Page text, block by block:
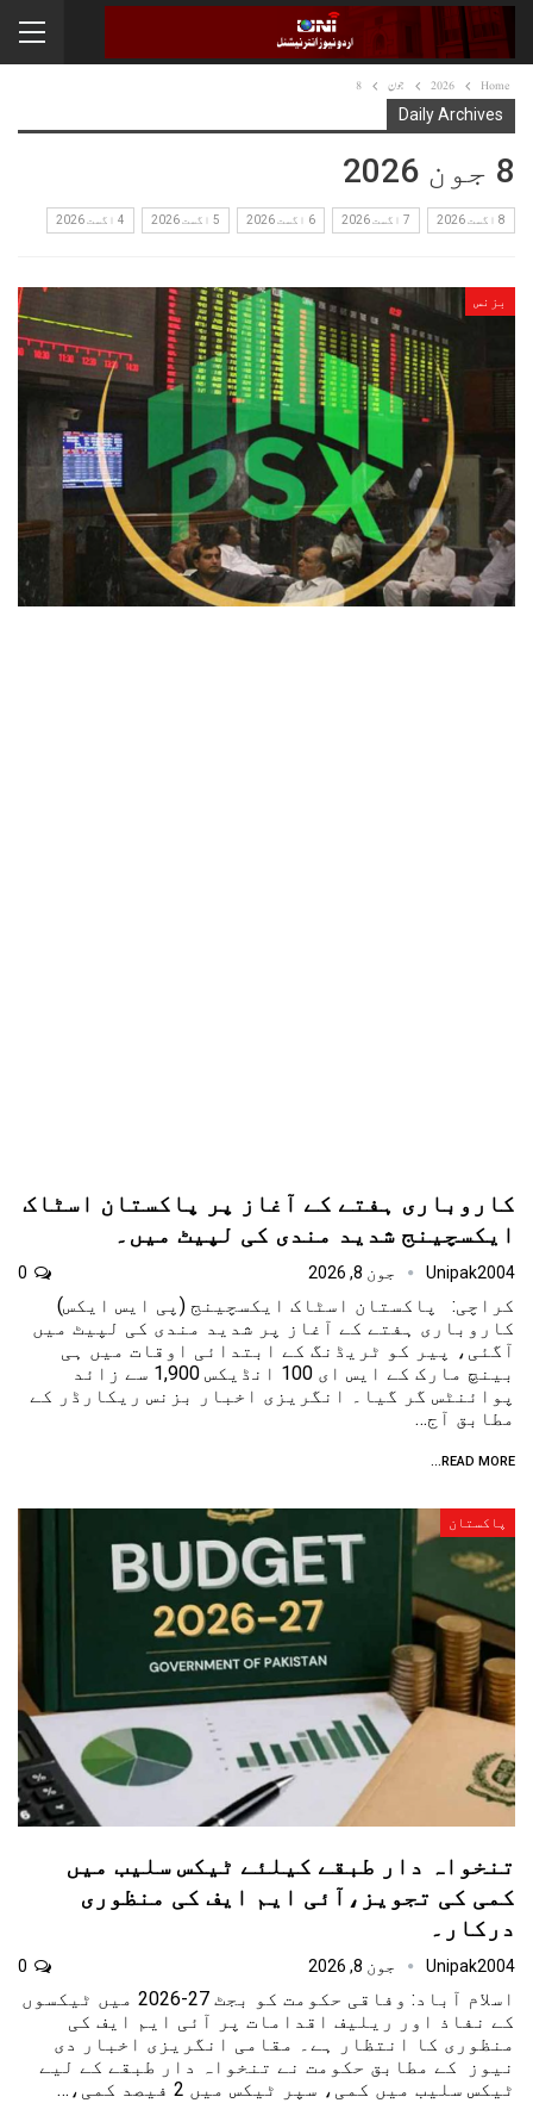
Home
2026 جون 8
Daily Archives
8 جون 2026
8 اگست 2026 7 اگست 2026 6 اگست 2026 5 اگست 2026 4 اگست 2026
بزنس
کاروباری ہفتے کے آغاز پر پاکستان اسٹاک
ایکسچینج شدید مندی کی لپیٹ میں۔
Unipak2004 جون 8, 2026
کراچی: پاکستان اسٹاک ایکسچینج (پی ایس ایکس)
کاروباری ہفتے کے آغاز پر شدید مندی کی لپیٹ میں
آگئی، پیر کو ٹریڈنگ کے ابتدائی اوقات میں ہی
بینچ مارک کے ایس ای 100 انڈیکس 1,900 سے زائد
پوائنٹس گر گیا۔ انگریزی اخبار بزنس ریکارڈر کے
مطابق آج…
READ MORE...
پاکستان
تنخواہ دار طبقے کیلئے ٹیکس سلیب میں
کمی کی تجویز،آئی ایم ایف کی منظوری
درکار۔
Unipak2004 جون 8, 2026
اسلام آباد: وفاقی حکومت کو بجٹ 27-2026 میں ٹیکسوں
کے نفاذ اور ریلیف اقدامات پر آئی ایم ایف کی
منظوری کا انتظار ہے۔ مقامی انگریزی اخبار دی
نیوز کے مطابق حکومت نے تنخواہ دار طبقے کے لیے
ٹیکس سلیب میں کمی، سپر ٹیکس میں 2 فیصد کمی،…